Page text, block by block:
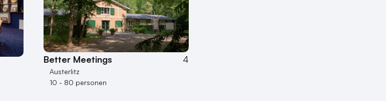
Better Meetings 4
Austerlitz
10 - 80 personen